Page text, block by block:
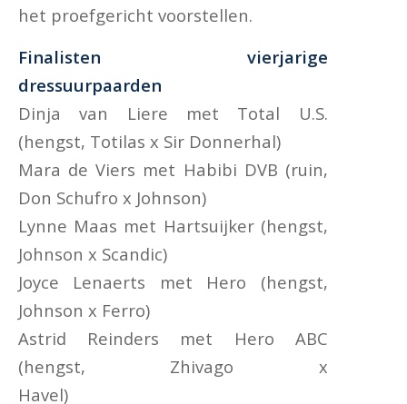
het proefgericht voorstellen.
Finalisten vierjarige
dressuurpaarden
Dinja van Liere met Total U.S.
(hengst, Totilas x Sir Donnerhal)
Mara de Viers met Habibi DVB (ruin,
Don Schufro x Johnson)
Lynne Maas met Hartsuijker (hengst,
Johnson x Scandic)
Joyce Lenaerts met Hero (hengst,
Johnson x Ferro)
Astrid Reinders met Hero ABC
(hengst, Zhivago x